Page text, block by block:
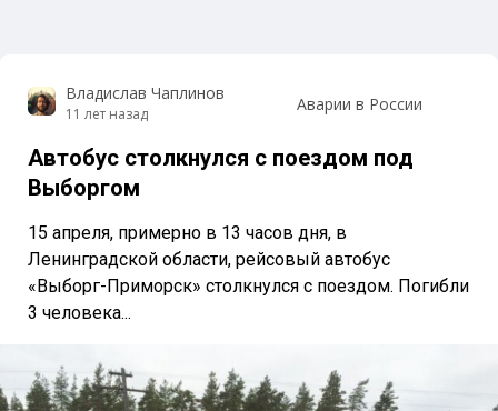
Владислав Чаплинов
11 лет назад Аварии в России
Автобус столкнулся с поездом под
Выборгом
15 апреля, примерно в 13 часов дня, в
Ленинградской области, рейсовый автобус
«Выборг-Приморск» столкнулся с поездом. Погибли
3 человека...